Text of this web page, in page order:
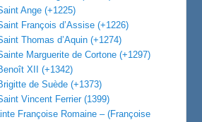
Ange (+1225)
François d’Assise (+1226)
Thomas d’Aquin (+1274)
Marguerite de Cortone (+1297)
XII (+1342)
de Suède (+1373)
Vincent Ferrier (1399)
Françoise Romaine – (Françoise